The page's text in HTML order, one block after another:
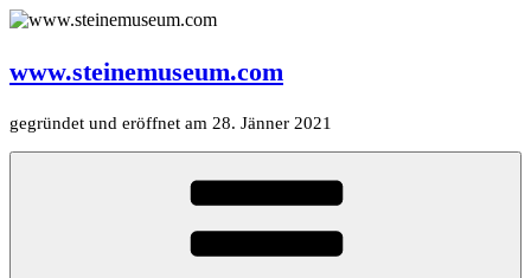
Zum
www.steinemuseum.com
gegründet und eröffnet am 28. Jänner 2021